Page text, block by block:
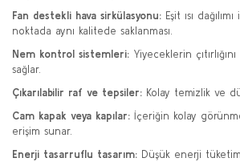
Fan destekli hava sirkülasyonu: Eşit ısı
noktada aynı kalitede saklanması.
Nem kontrol sistemleri: Yiyeceklerin
sağlar.
Çıkarılabilir raf ve tepsiler: Kolay temizlik ve
Cam kapak veya kapılar: İçeriğin kolay
erişim sunar.
Enerji tasarruflu tasarım: Düşük enerji